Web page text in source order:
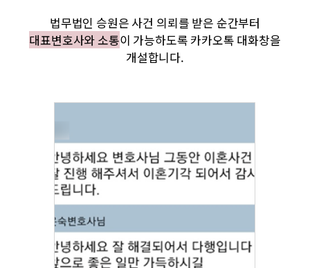
법무법인 승원은 사건 의뢰를 받은 순간부터
대표변호사와 소통이 가능하도록 카카오톡 대화창을
개설합니다.